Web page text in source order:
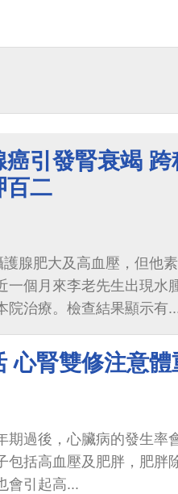
癌引發腎衰竭
百二
腺肥大及高血壓，但他
一個月來李老先生出現水
院治療。檢查結果顯示有
心腎雙修注意體
期過後，心臟病的發生率
包括高血壓及肥胖，肥胖
會引起高...